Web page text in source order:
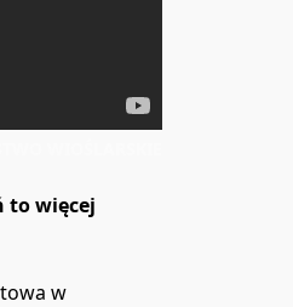
to więcej
w